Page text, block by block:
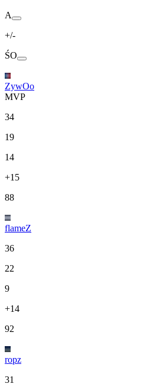
A
+/-
ŚO
ZywOo
MVP
34
19
14
+15
88
flameZ
36
22
9
+14
92
ropz
31